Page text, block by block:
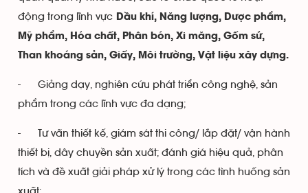
động trong lĩnh vực Dầu khí, Năng lượng, Dược phẩm,
Mỹ phẩm, Hóa chất, Phân bón, Xi măng, Gốm sứ,
Than khoáng sản, Giấy, Môi trường, Vật liệu xây dựng.
- Giảng dạy, nghiên cứu phát triển công nghệ, sản
phẩm trong các lĩnh vực đa dạng;
- Tư vấn thiết kế, giám sát thi công/ lắp đặt/ vận hành
thiết bị, dây chuyền sản xuất; đánh giá hiệu quả, phân
tích và đề xuất giải pháp xử lý trong các tình huống sản